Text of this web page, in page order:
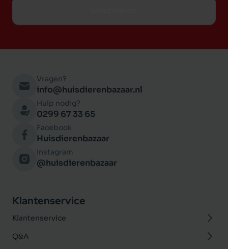
Vragen?
info@huisdierenbazaar.nl
Hulp nodig?
0299 67 33 65
Facebook
Huisdierenbazaar
Instagram
@huisdierenbazaar
Klantenservice
Klantenservice
Q&A